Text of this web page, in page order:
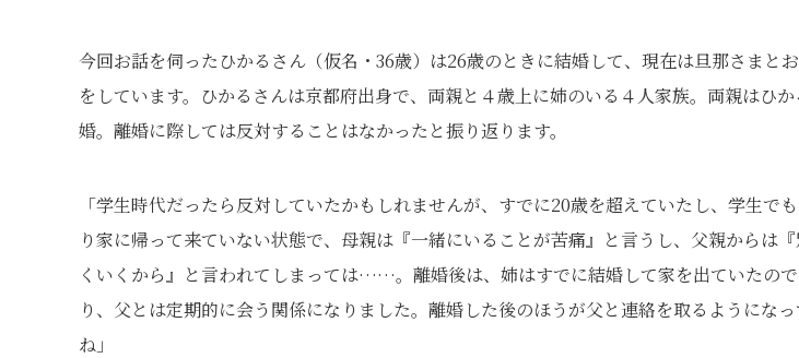
今回お話を伺ったひかるさん（仮名・36歳）は26歳のときに結婚して、現在は旦那さまと
をしています。ひかるさんは京都府出身で、両親と４歳上に姉のいる４人家族。両親はひ
婚。離婚に際しては反対することはなかったと振り返ります。
「学生時代だったら反対していたかもしれませんが、すでに20歳を超えていたし、学生で
り家に帰って来ていない状態で、母親は『一緒にいることが苦痛』と言うし、父親からは
くいくから』と言われてしまっては……。離婚後は、姉はすでに結婚して家を出ていたの
り、父とは定期的に会う関係になりました。離婚した後のほうが父と連絡を取るようにな
ね」